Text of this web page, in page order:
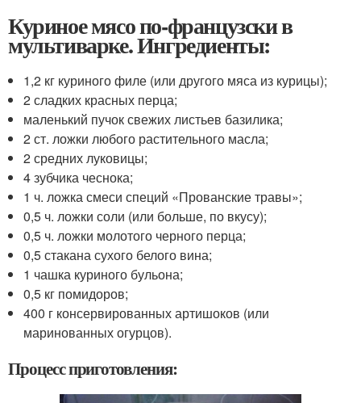
Куриное мясо по-французски в
мультиварке. Ингредиенты:
1,2 кг куриного филе (или другого мяса из курицы);
2 сладких красных перца;
маленький пучок свежих листьев базилика;
2 ст. ложки любого растительного масла;
2 средних луковицы;
4 зубчика чеснока;
1 ч. ложка смеси специй «Прованские травы»;
0,5 ч. ложки соли (или больше, по вкусу);
0,5 ч. ложки молотого черного перца;
0,5 стакана сухого белого вина;
1 чашка куриного бульона;
0,5 кг помидоров;
400 г консервированных артишоков (или
маринованных огурцов).
Процесс приготовления: